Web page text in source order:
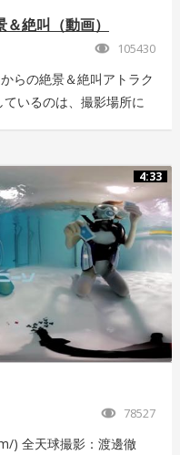
絶叫（動画）
105430
らの絶景＆絶叫アトラク
いるのは、撮影場所に
外周を回っている「ドド
した。リニューアル後に
b1c8-41ba-
4:33
78527
) 全天球撮影：渡邊徹